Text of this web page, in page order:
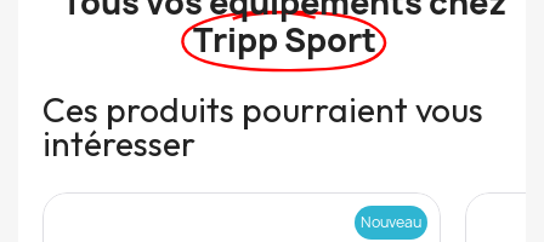
Tripp Sport
Ces produits pourraient vous
intéresser
Nouveau